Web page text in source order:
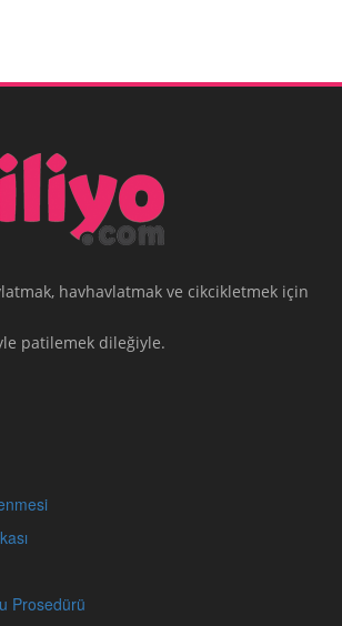
havhavlatmak ve cikcikletmek için
patilemek dileğiyle.
Prosedürü